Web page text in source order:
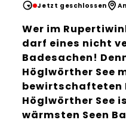
Jetzt geschlossen
Wer im
darf eines nicht
Badesachen!
Höglwörther See
bewirtschafteten
Höglwörther See
wärmsten Seen